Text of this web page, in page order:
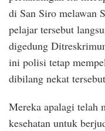
di San Siro melawan
pelajar tersebut
digedung
ini polisi tetap
dibilang nekat
Mereka apalagi telah
kesehatan untuk